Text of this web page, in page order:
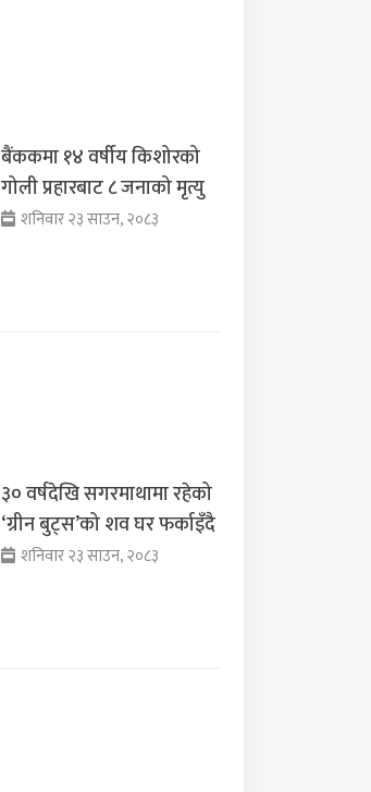
बैंककमा १४ वर्षीय किशोरको
गोली प्रहारबाट ८ जनाको मृत्यु
शनिवार २३ साउन, २०८३
३० वर्षदेखि सगरमाथामा रहेको
‘ग्रीन बुट्स’को शव घर फर्काइँदै
शनिवार २३ साउन, २०८३